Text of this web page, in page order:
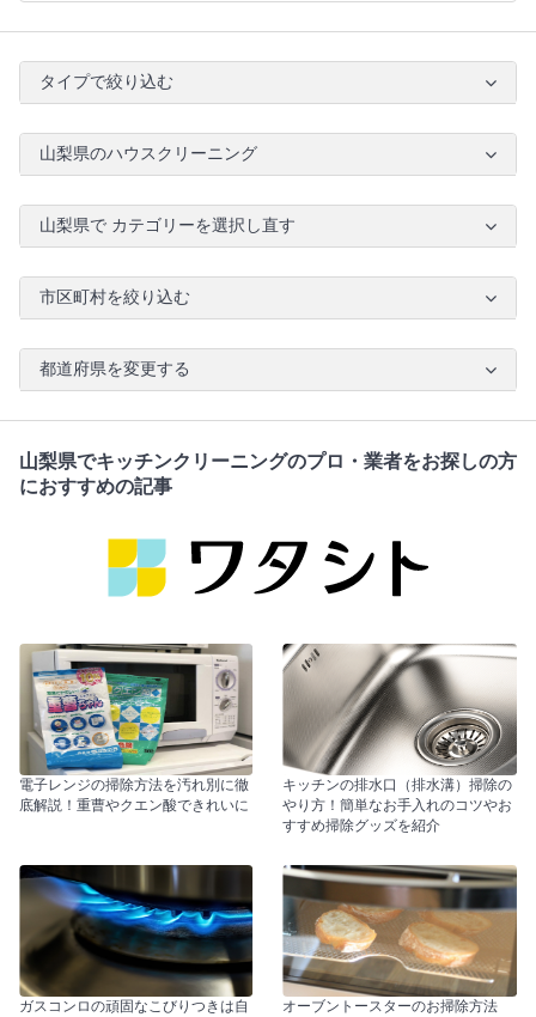
タイプで絞り込む
山梨県のハウスクリーニング
山梨県で カテゴリーを選択し直す
市区町村を絞り込む
都道府県を変更する
山梨県でキッチンクリーニングのプロ・業者をお探しの方
におすすめの記事
電子レンジの掃除方法を汚れ別に徹
底解説！重曹やクエン酸できれいに
キッチンの排水口（排水溝）掃除の
やり方！簡単なお手入れのコツやお
すすめ掃除グッズを紹介
ガスコンロの頑固なこびりつきは自
オーブントースターのお掃除方法